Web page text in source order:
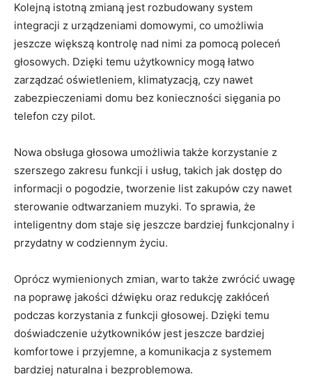
Kolejną ⁤istotną zmianą jest rozbudowany system
integracji z ⁤urządzeniami domowymi, co umożliwia
jeszcze ‍większą kontrolę nad nimi za pomocą poleceń
głosowych. Dzięki ⁢temu użytkownicy ‍mogą‍ łatwo
zarządzać oświetleniem, klimatyzacją, czy nawet
zabezpieczeniami domu bez konieczności sięgania po⁤
telefon czy pilot.
Nowa obsługa głosowa‍ umożliwia ​także korzystanie z
szerszego⁣ zakresu funkcji i usług,⁣ takich jak dostęp ​do
informacji o pogodzie, tworzenie list zakupów czy nawet
sterowanie odtwarzaniem muzyki. To sprawia, że
inteligentny dom ⁤staje się jeszcze‌ bardziej funkcjonalny i
⁤przydatny w codziennym życiu.
Oprócz ⁤wymienionych zmian, warto także zwrócić ​uwagę ​
na poprawę jakości dźwięku oraz redukcję zakłóceń
podczas korzystania z funkcji głosowej. Dzięki temu
doświadczenie użytkowników jest jeszcze bardziej
komfortowe i przyjemne,⁤ a komunikacja z systemem
bardziej naturalna​ i bezproblemowa.